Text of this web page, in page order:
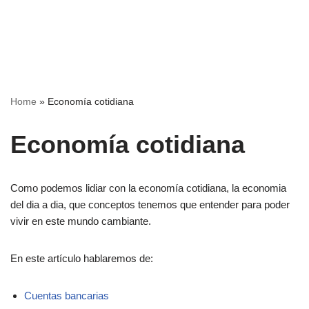
Home » Economía cotidiana
Economía cotidiana
Como podemos lidiar con la economía cotidiana, la economia
del dia a dia, que conceptos tenemos que entender para poder
vivir en este mundo cambiante.
En este artículo hablaremos de:
Cuentas bancarias